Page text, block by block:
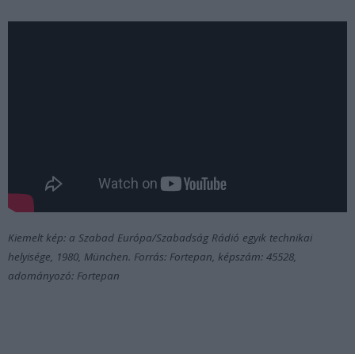
Kiemelt kép: a Szabad Európa/Szabadság Rádió egyik technikai
helyisége, 1980, München. Forrás: Fortepan, képszám: 45528,
adományozó: Fortepan